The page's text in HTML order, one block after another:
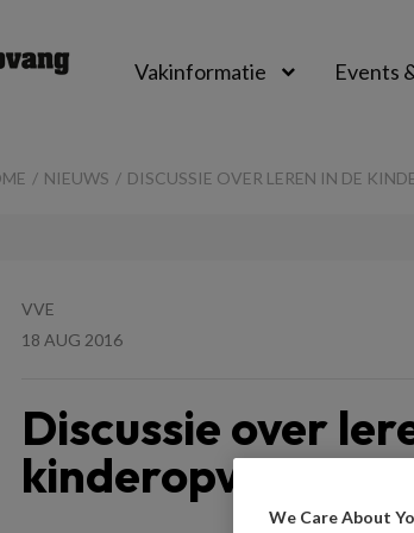
Vakinformatie Events
NIEUWS DISCUSSIE OVER LEREN IN DE
VVE
18 AUG 2016
Discussie over
kinderopvang
We Care About